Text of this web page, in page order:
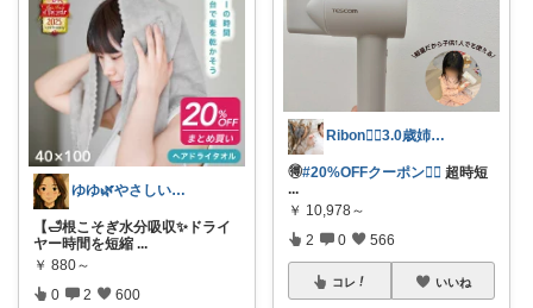
ゆゆ🌿やさしい暮らしROOM
【🛁根こそぎ水分吸収✨ドライ
ヤー時間を短縮 ...
￥ 880～
0 2 600
Ribon❁⃘3.0歳姉妹ﾏﾏ👧🏻♡
🉐#20%OFFクーポン❤️‍🔥 超時短
...
￥ 10,978～
2 0 566
コレ いいね